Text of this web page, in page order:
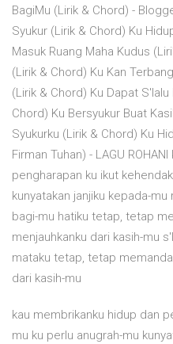
BagiMu (Lirik & Chord) -
Syukur (Lirik & Chord) Ku
Masuk Ruang Maha Kudus
(Lirik & Chord) Ku Kan
(Lirik & Chord) Ku Dapat
Chord) Ku Bersyukur Buat
Syukurku (Lirik & Chord) Ku
Firman Tuhan) - LAGU
pengharapan ku ikut
kunyatakan janjiku kepada-
bagi-mu hatiku tetap, tetap
menjauhkanku dari kasih-mu
mataku tetap, tetap
dari kasih-mu
kau membrikanku hidup dan
mu ku perlu anugrah-mu